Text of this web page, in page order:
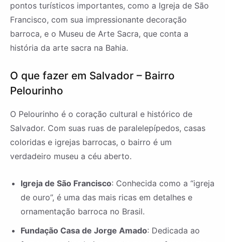
pontos turísticos importantes, como a Igreja de São
Francisco, com sua impressionante decoração
barroca, e o Museu de Arte Sacra, que conta a
história da arte sacra na Bahia.
O que fazer em Salvador – Bairro
Pelourinho
O Pelourinho é o coração cultural e histórico de
Salvador. Com suas ruas de paralelepípedos, casas
coloridas e igrejas barrocas, o bairro é um
verdadeiro museu a céu aberto.
Igreja de São Francisco: Conhecida como a “igreja
de ouro”, é uma das mais ricas em detalhes e
ornamentação barroca no Brasil.
Fundação Casa de Jorge Amado: Dedicada ao